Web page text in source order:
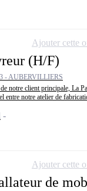
(H/F)
- AUBERVILLIERS
notre client principale, La
entre notre atelier de
Ajouter cette
de
Ajouter cette